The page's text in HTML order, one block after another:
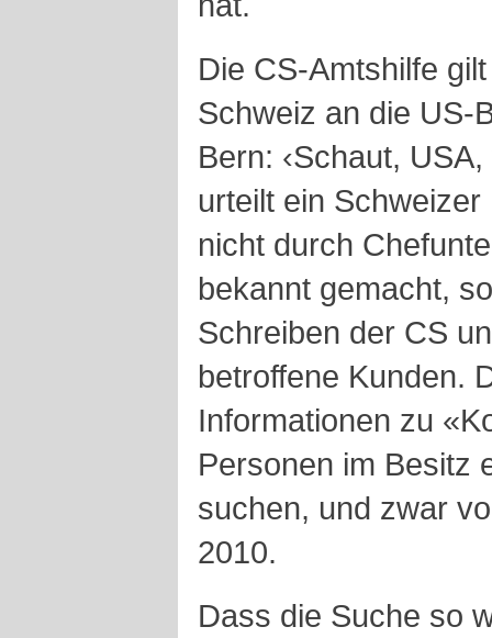
Die CS-Amtshilfe
Schweiz an die US-
Bern: ‹Schaut,
urteilt ein
nicht durch
bekannt gemacht,
Schreiben der CS
betroffene Kunden.
Informationen zu
Personen im Besitz
suchen, und zwar
2010.
Dass die Suche so